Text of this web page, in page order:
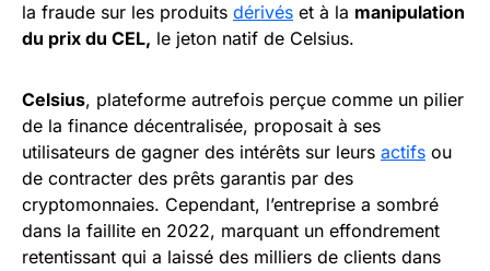
la fraude sur les produits dérivés et à la manipulation
du prix du CEL, le jeton natif de Celsius.
Celsius, plateforme autrefois perçue comme un pilier
de la finance décentralisée, proposait à ses
utilisateurs de gagner des intérêts sur leurs actifs ou
de contracter des prêts garantis par des
cryptomonnaies. Cependant, l’entreprise a sombré
dans la faillite en 2022, marquant un effondrement
retentissant qui a laissé des milliers de clients dans